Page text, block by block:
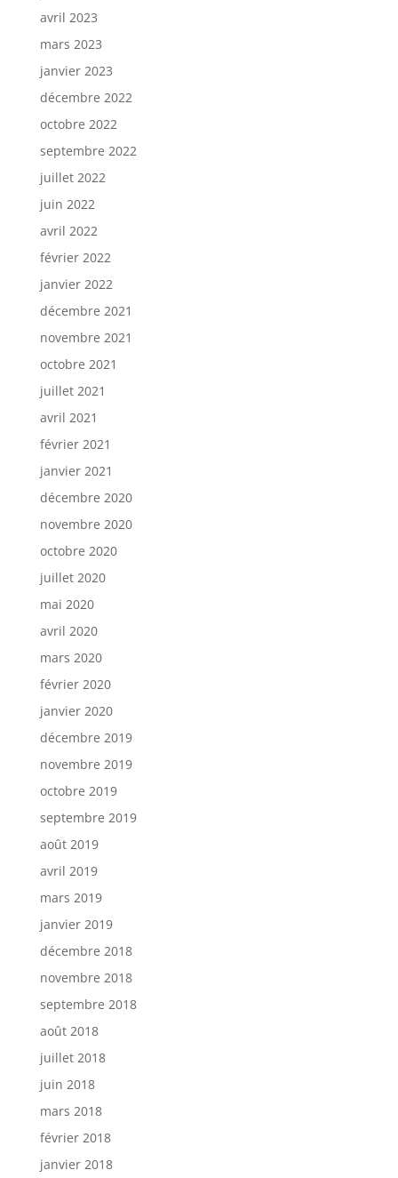
avril 2023
mars 2023
janvier 2023
décembre 2022
octobre 2022
septembre 2022
juillet 2022
juin 2022
avril 2022
février 2022
janvier 2022
décembre 2021
novembre 2021
octobre 2021
juillet 2021
avril 2021
février 2021
janvier 2021
décembre 2020
novembre 2020
octobre 2020
juillet 2020
mai 2020
avril 2020
mars 2020
février 2020
janvier 2020
décembre 2019
novembre 2019
octobre 2019
septembre 2019
août 2019
avril 2019
mars 2019
janvier 2019
décembre 2018
novembre 2018
septembre 2018
août 2018
juillet 2018
juin 2018
mars 2018
février 2018
janvier 2018